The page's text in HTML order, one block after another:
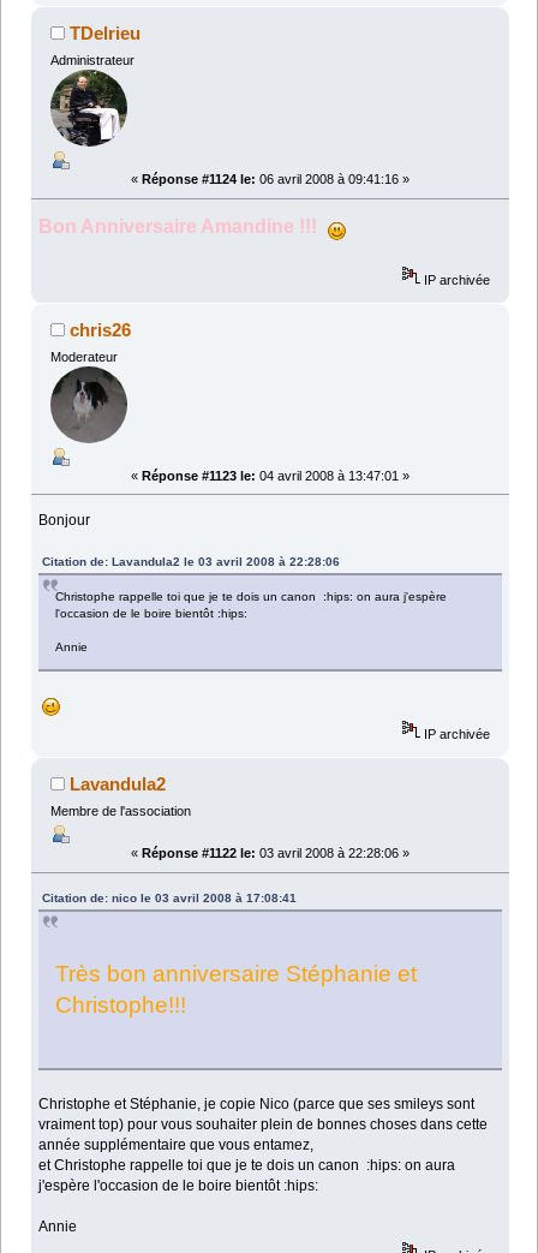
TDelrieu
Administrateur
« Réponse #1124 le: 06 avril 2008 à 09:41:16 »
Bon Anniversaire Amandine !!!
IP archivée
chris26
Moderateur
« Réponse #1123 le: 04 avril 2008 à 13:47:01 »
Bonjour
Citation de: Lavandula2 le 03 avril 2008 à 22:28:06
Christophe rappelle toi que je te dois un canon :hips: on aura j'espère
l'occasion de le boire bientôt :hips:
Annie
IP archivée
Lavandula2
Membre de l'association
« Réponse #1122 le: 03 avril 2008 à 22:28:06 »
Citation de: nico le 03 avril 2008 à 17:08:41
Très bon anniversaire Stéphanie et
Christophe!!!
Christophe et Stéphanie, je copie Nico (parce que ses smileys sont
vraiment top) pour vous souhaiter plein de bonnes choses dans cette
année supplémentaire que vous entamez,
et Christophe rappelle toi que je te dois un canon :hips: on aura
j'espère l'occasion de le boire bientôt :hips:
Annie